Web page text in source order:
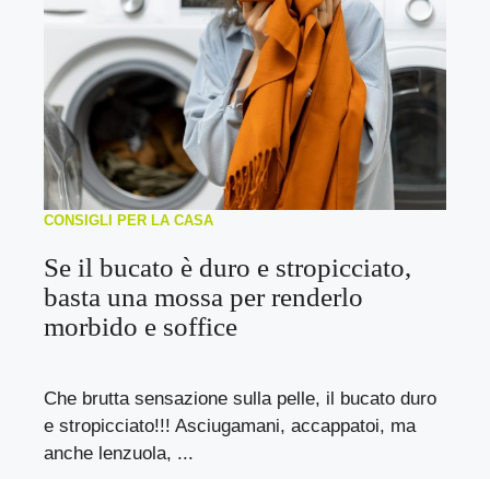
CONSIGLI PER LA CASA
Se il bucato è duro e stropicciato,
basta una mossa per renderlo
morbido e soffice
Che brutta sensazione sulla pelle, il bucato duro
e stropicciato!!! Asciugamani, accappatoi, ma
anche lenzuola, ...